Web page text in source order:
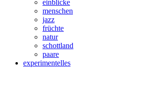
einblicke
menschen
jazz
früchte
natur
schottland
paare
experimentelles